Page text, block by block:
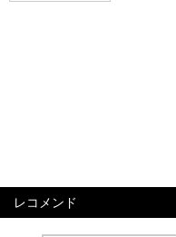
レコメンド